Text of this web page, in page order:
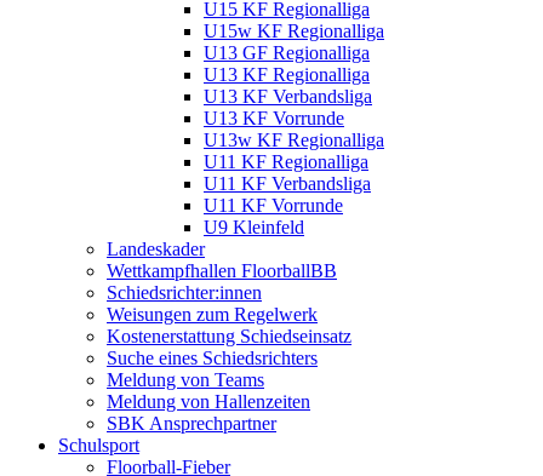
U15 KF Regionalliga
U15w KF Regionalliga
U13 GF Regionalliga
U13 KF Regionalliga
U13 KF Verbandsliga
U13 KF Vorrunde
U13w KF Regionalliga
U11 KF Regionalliga
U11 KF Verbandsliga
U11 KF Vorrunde
U9 Kleinfeld
Landeskader
Wettkampfhallen FloorballBB
Schiedsrichter:innen
Weisungen zum Regelwerk
Kostenerstattung Schiedseinsatz
Suche eines Schiedsrichters
Meldung von Teams
Meldung von Hallenzeiten
SBK Ansprechpartner
Schulsport
Floorball-Fieber